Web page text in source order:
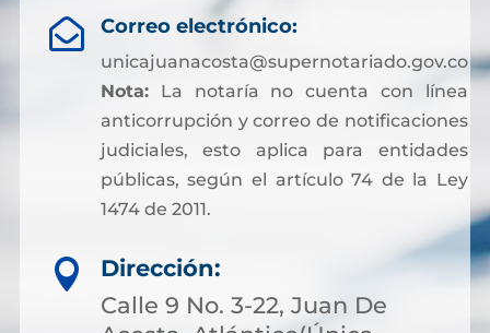
 Correo electrónico:
unicajuanacosta@supernotariado.gov.co
Nota:La notaría no cuenta con línea
anticorrupción y correo de notificaciones
judiciales, esto aplica para entidades
públicas, según el artículo 74 de la Ley
1474 de 2011.

Dirección:
Calle 9 No. 3-22, Juan De